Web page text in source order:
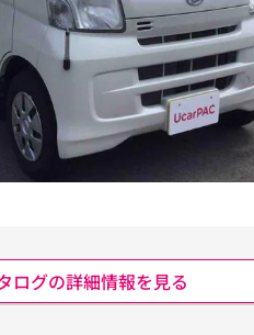
ログの詳細情報を見る